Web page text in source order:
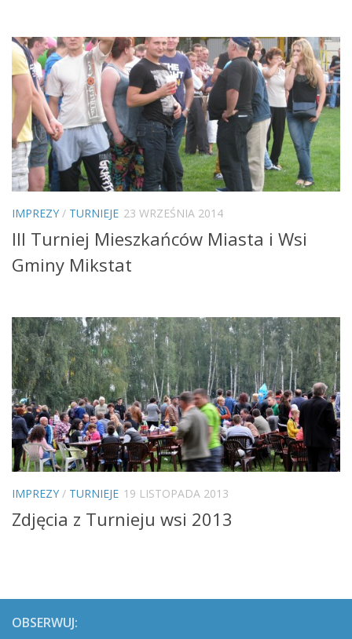
IMPREZY / TURNIEJE 23 WRZEŚNIA 2014
III Turniej Mieszkańców Miasta i Wsi
Gminy Mikstat
IMPREZY / TURNIEJE 19 LISTOPADA 2013
Zdjęcia z Turnieju wsi 2013
OBSERWUJ: